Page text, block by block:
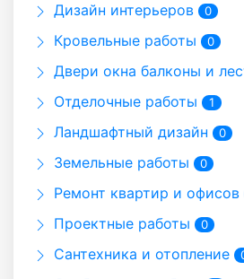
Дизайн интерьеров 0
Кровельные работы 0
Двери окна балконы и
Отделочные работы 1
Ландшафтный дизайн 0
Земельные работы 0
Ремонт квартир и офисов
Проектные работы 0
Сантехника и отопление